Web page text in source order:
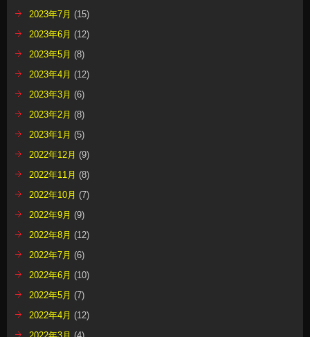
2023年7月 (15)
2023年6月 (12)
2023年5月 (8)
2023年4月 (12)
2023年3月 (6)
2023年2月 (8)
2023年1月 (5)
2022年12月 (9)
2022年11月 (8)
2022年10月 (7)
2022年9月 (9)
2022年8月 (12)
2022年7月 (6)
2022年6月 (10)
2022年5月 (7)
2022年4月 (12)